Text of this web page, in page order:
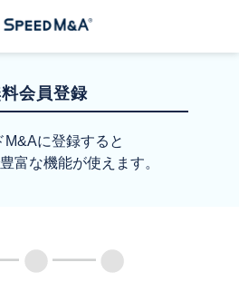
会員登録
M&Aに登録すると
富な機能が使えます。